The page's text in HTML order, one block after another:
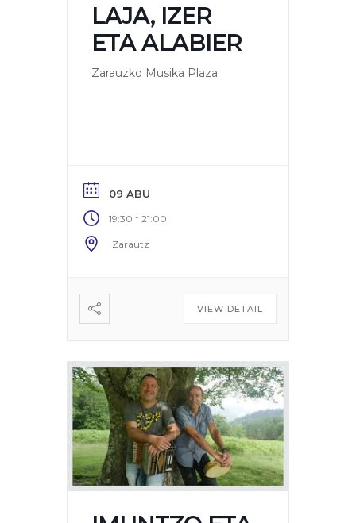
LAJA, IZER
ETA ALABIER
Zarauzko Musika Plaza
09 ABU
19:30 - 21:00
Zarautz
VIEW DETAIL